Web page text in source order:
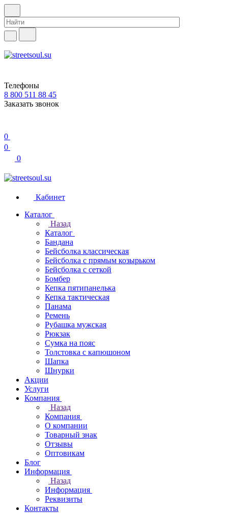
Телефоны
8 800 511 88 45
Заказать звонок
0
0
0
Кабинет
Каталог
Назад
Каталог
Бандана
Бейсболка классическая
Бейсболка с прямым козырьком
Бейсболка с сеткой
Бомбер
Кепка пятипанелька
Кепка тактическая
Панама
Ремень
Рубашка мужская
Рюкзак
Сумка на пояс
Толстовка с капюшоном
Шапка
Шнурки
Акции
Услуги
Компания
Назад
Компания
О компании
Товарный знак
Отзывы
Оптовикам
Блог
Информация
Назад
Информация
Реквизиты
Контакты